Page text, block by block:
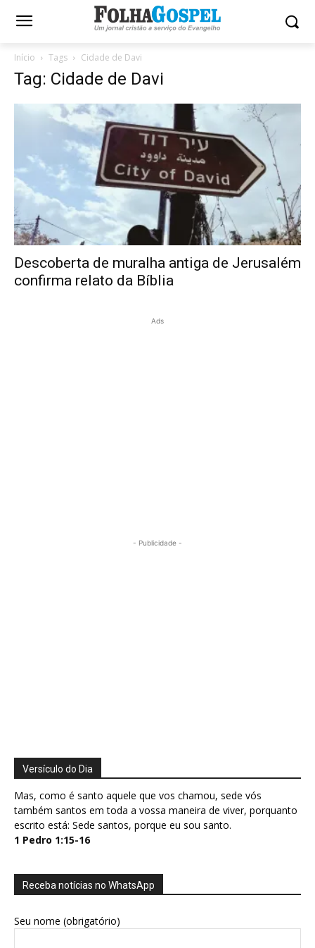
Início Tags Cidade de Davi
Tag: Cidade de Davi
Descoberta de muralha antiga de Jerusalém
confirma relato da Bíblia
Ads
- Publicidade -
Versículo do Dia
Mas, como é santo aquele que vos chamou, sede vós
também santos em toda a vossa maneira de viver, porquanto
escrito está: Sede santos, porque eu sou santo.
1 Pedro 1:15-16
Receba notícias no WhatsApp
Seu nome (obrigatório)